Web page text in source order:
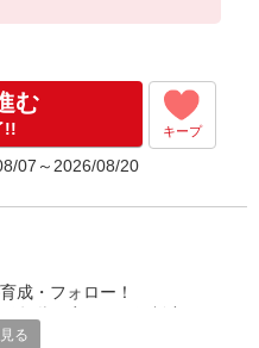
プ！
む
!! キープ
07～2026/08/20
成・フォロー！
て働きながら資格取得が可能
る